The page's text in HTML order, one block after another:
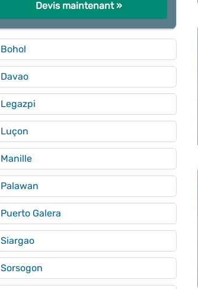
Devis maintenant »
Bohol
Davao
Legazpi
Luçon
Manille
Palawan
Puerto Galera
Siargao
Sorsogon